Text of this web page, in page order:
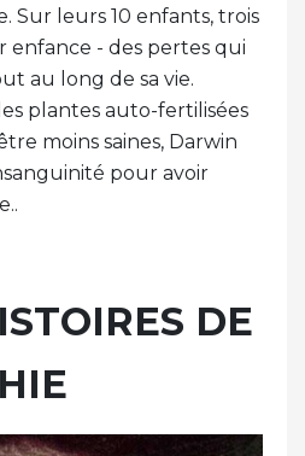
Sur leurs 10 enfants, trois
enfance - des pertes qui
au long de sa vie.
plantes auto-fertilisées
moins saines, Darwin
pour avoir
DE